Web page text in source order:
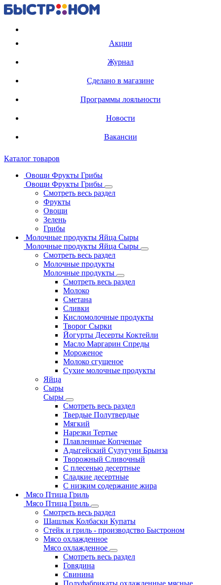
Акции
Журнал
Сделано в магазине
Программы лояльности
Новости
Вакансии
Каталог товаров
Овощи Фрукты Грибы
Овощи Фрукты Грибы
Смотреть весь раздел
Фрукты
Овощи
Зелень
Грибы
Молочные продукты Яйца Сыры
Молочные продукты Яйца Сыры
Смотреть весь раздел
Молочные продукты
Молочные продукты
Смотреть весь раздел
Молоко
Сметана
Сливки
Кисломолочные продукты
Творог Сырки
Йогурты Десерты Коктейли
Масло Маргарин Спреды
Мороженое
Молоко сгущеное
Сухие молочные продукты
Яйца
Сыры
Сыры
Смотреть весь раздел
Твердые Полутвердые
Мягкий
Нарезки Тертые
Плавленные Копченые
Адыгейский Сулугуни Брынза
Творожный Сливочный
С плесенью десертные
Сладкие десертные
С низким содержание жира
Мясо Птица Гриль
Мясо Птица Гриль
Смотреть весь раздел
Шашлык Колбаски Купаты
Стейк и гриль - производство Быстроном
Мясо охлажденное
Мясо охлажденное
Смотреть весь раздел
Говядина
Свинина
Полуфабрикаты охлажденные мясные